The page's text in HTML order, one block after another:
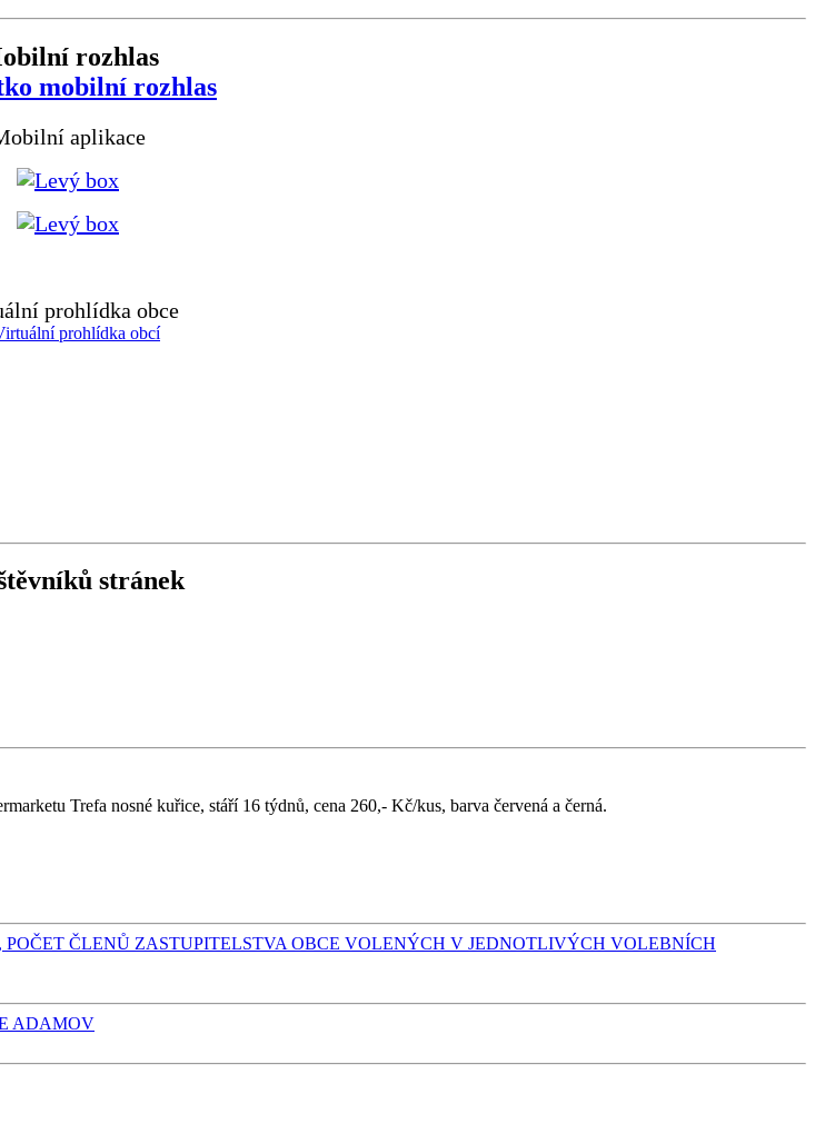
rozhlas
aplikace
prohlídka obce
stránek
Trefa nosné kuřice, stáří 16 týdnů, cena 260,- Kč/kus, barva červená a černá.
ČLENŮ ZASTUPITELSTVA OBCE VOLENÝCH V JEDNOTLIVÝCH VOLEBNÍCH
ADAMOV